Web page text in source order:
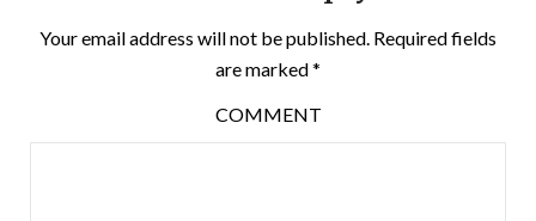
Your email address will not be published. Required fields
are marked*
COMMENT